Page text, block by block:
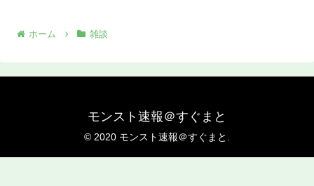
ホーム 雑談
モンスト速報＠すぐまと
© 2020 モンスト速報＠すぐまと.